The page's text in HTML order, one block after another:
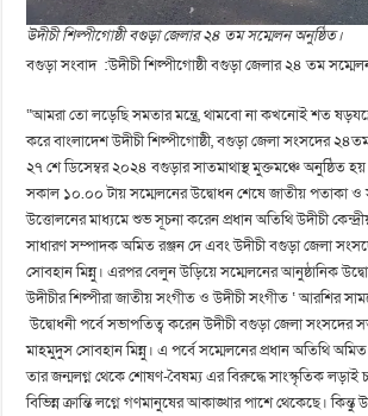
উদীচী শিল্পীগোষ্ঠী বগুড়া জেলার ২৪ তম সম্মেলন অনুষ্ঠিত।
বগুড়া সংবাদ :উদীচী শিল্পীগোষ্ঠী বগুড়া জেলার ২৪ তম
“আমরা তো লড়েছি সমতার মন্ত্রে, থামবো না কখনোই শত
করে বাংলাদেশ উদীচী শিল্পীগোষ্ঠী, বগুড়া জেলা সংসদের
২৭ শে ডিসেম্বর ২০২৪ বগুড়ার সাতমাথাস্থ মুক্তমঞ্চে অনুষ্ঠিত
সকাল ১০.০০ টায় সম্মেলনের উদ্বোধন শেষে জাতীয় পতাকা
উত্তোলনের মাধ্যমে শুভ সূচনা করেন প্রধান অতিথি উদীচী
সাধারণ সম্পাদক অমিত রঞ্জন দে এবং উদীচী বগুড়া জেলা
সোবহান মিন্নু। এরপর বেলুন উড়িয়ে সম্মেলনের আনুষ্ঠানিক
উদীচীর শিল্পীরা জাতীয় সংগীত ও উদীচী সংগীত ‘ আরশির
উদ্বোধনী পর্বে সভাপতিত্ব করেন উদীচী বগুড়া জেলা সংসদের
মাহমুদুস সোবহান মিন্নু। এ পর্বে সম্মেলনের প্রধান অতিথি
তার জন্মলগ্ন থেকে শোষণ-বৈষম্য এর বিরুদ্ধে সাংস্কৃতিক লড়াই
বিভিন্ন ক্রান্তি লগ্নে গণমানুষের আকাঙ্খার পাশে থেকেছে।